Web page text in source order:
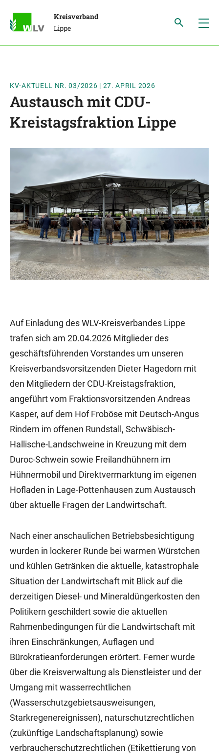
Kreisverband
Lippe
KV-AKTUELL NR. 03/2026 | 27. APRIL 2026
Austausch mit CDU-
Kreistagsfraktion Lippe
Auf Einladung des WLV-Kreisverbandes Lippe
trafen sich am 20.04.2026 Mitglieder des
geschäftsführenden Vorstandes um unseren
Kreisverbandsvorsitzenden Dieter Hagedorn mit
den Mitgliedern der CDU-Kreistagsfraktion,
angeführt vom Fraktionsvorsitzenden Andreas
Kasper, auf dem Hof Froböse mit Deutsch-Angus
Rindern im offenen Rundstall, Schwäbisch-
Hallische-Landschweine in Kreuzung mit dem
Duroc-Schwein sowie Freilandhühnern im
Hühnermobil und Direktvermarktung im eigenen
Hofladen in Lage-Pottenhausen zum Austausch
über aktuelle Fragen der Landwirtschaft.
Nach einer anschaulichen Betriebsbesichtigung
wurden in lockerer Runde bei warmen Würstchen
und kühlen Getränken die aktuelle, katastrophale
Situation der Landwirtschaft mit Blick auf die
derzeitigen Diesel- und Mineraldüngerkosten den
Politikern geschildert sowie die aktuellen
Rahmenbedingungen für die Landwirtschaft mit
ihren Einschränkungen, Auflagen und
Bürokratieanforderungen erörtert. Ferner wurde
über die Kreisverwaltung als Dienstleister und der
Umgang mit wasserrechtlichen
(Wasserschutzgebietsausweisungen,
Starkregenereignissen), naturschutzrechtlichen
(zukünftige Landschaftsplanung) sowie
verbraucherschutzrechtlichen (Etikettierung von